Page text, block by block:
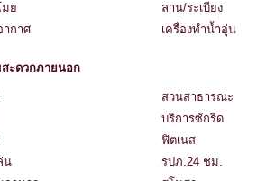
ย
ากาศ
ลาน/ระเบียง
เครื่องทำน้ำอุ่น
ะดวกภายนอก
น
สวนสาธารณะ
บริการซักรีด
ฟิตเนส
รปภ.24 ชม.